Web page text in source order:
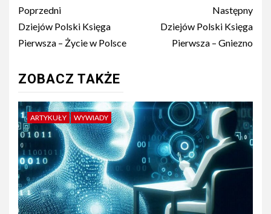
Post
navigation
Poprzedni
Dziejów Polski Księga
Pierwsza – Życie w Polsce
Następny
Dziejów Polski Księga
Pierwsza – Gniezno
ZOBACZ TAKŻE
ARTYKUŁY WYWIADY